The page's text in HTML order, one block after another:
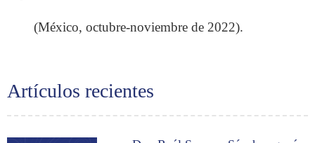
Artículos recientes
(México, octubre-noviembre de 2022).